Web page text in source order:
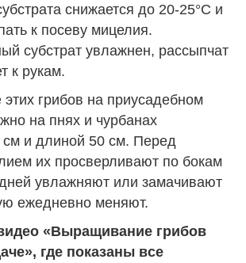
снижается до 20-25°С и
к посеву мицелия.
субстрат увлажнен, рассыпчат
к рукам.
грибов на приусадебном
на пнях и чурбанах
и длиной 50 см. Перед
их просверливают по бокам
увлажняют или замачивают
ежедневно меняют.
«Выращивание грибов
где показаны все